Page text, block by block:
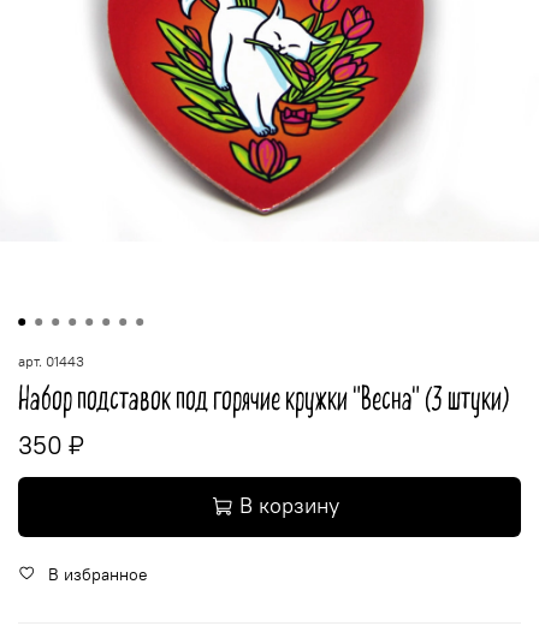
арт. 01443
Набор подставок под горячие кружки "Весна" (3 штуки)
350 ₽
В корзину
В избранное